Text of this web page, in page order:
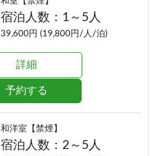
宿泊人数：1～5人
39,600円 (19,800円/人/泊)
詳細
予約する
和洋室【禁煙】
宿泊人数：2～5人